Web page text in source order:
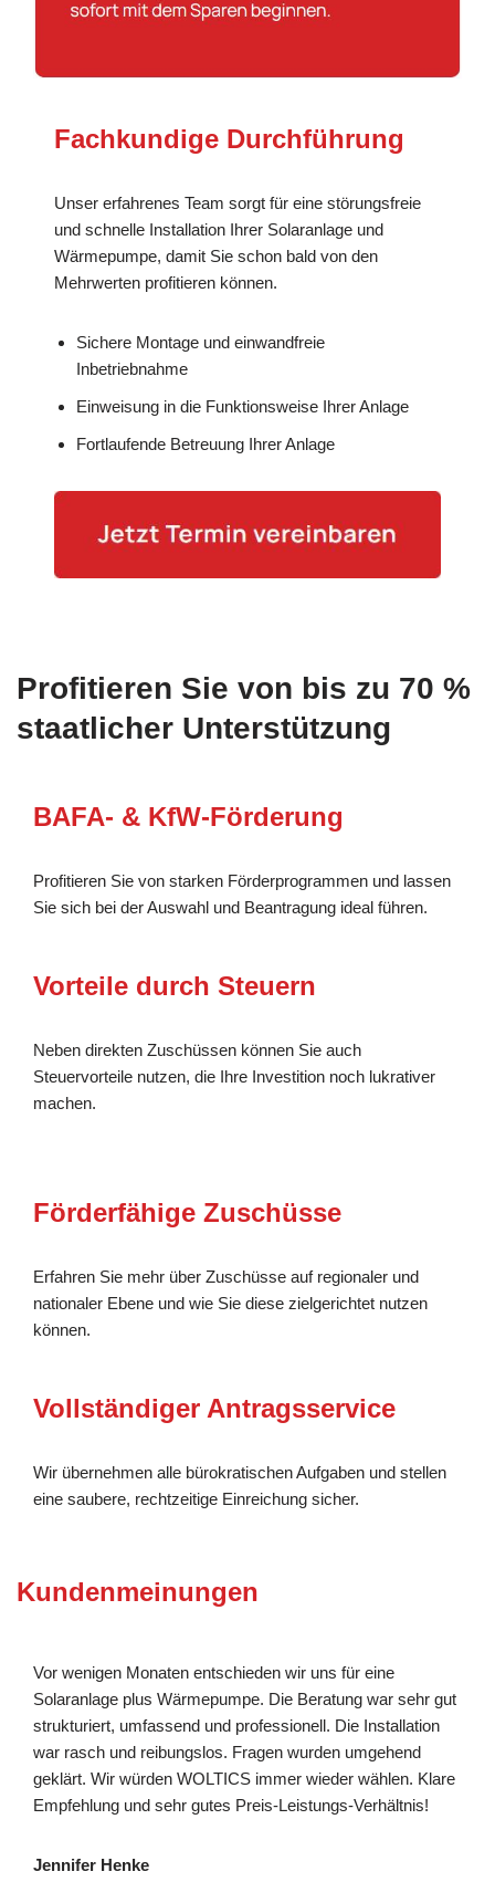
Fachkundige Durchführung
Unser erfahrenes Team sorgt für eine störungsfreie
und schnelle Installation Ihrer Solaranlage und
Wärmepumpe, damit Sie schon bald von den
Mehrwerten profitieren können.
Sichere Montage und einwandfreie
Inbetriebnahme
Einweisung in die Funktionsweise Ihrer Anlage
Fortlaufende Betreuung Ihrer Anlage
Profitieren Sie von bis zu 70 %
staatlicher Unterstützung
BAFA- & KfW-Förderung
Profitieren Sie von starken Förderprogrammen und lassen
Sie sich bei der Auswahl und Beantragung ideal führen.
Vorteile durch Steuern
Neben direkten Zuschüssen können Sie auch
Steuervorteile nutzen, die Ihre Investition noch lukrativer
machen.
Förderfähige Zuschüsse
Erfahren Sie mehr über Zuschüsse auf regionaler und
nationaler Ebene und wie Sie diese zielgerichtet nutzen
können.
Vollständiger Antragsservice
Wir übernehmen alle bürokratischen Aufgaben und stellen
eine saubere, rechtzeitige Einreichung sicher.
Kundenmeinungen
Vor wenigen Monaten entschieden wir uns für eine
Solaranlage plus Wärmepumpe. Die Beratung war sehr gut
strukturiert, umfassend und professionell. Die Installation
war rasch und reibungslos. Fragen wurden umgehend
geklärt. Wir würden WOLTICS immer wieder wählen. Klare
Empfehlung und sehr gutes Preis-Leistungs-Verhältnis!
Jennifer Henke